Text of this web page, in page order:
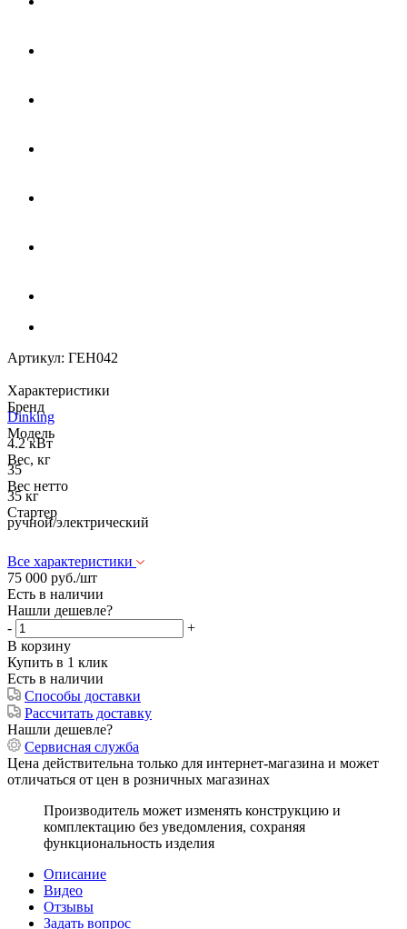
Артикул: ГЕН042
Характеристики
Бренд
Dinking
Модель
4.2 кВт
Вес, кг
35
Вес нетто
35 кг
Стартер
ручной/электрический
Все характеристики
75 000 руб./шт
Есть в наличии
Нашли дешевле?
-
+
В корзину
Купить в 1 клик
Есть в наличии
Способы доставки
Рассчитать доставку
Нашли дешевле?
Сервисная служба
Цена действительна только для интернет-магазина и может
отличаться от цен в розничных магазинах
Производитель может изменять конструкцию и
комплектацию без уведомления, сохраняя
функциональность изделия
Описание
Видео
Отзывы
Задать вопрос